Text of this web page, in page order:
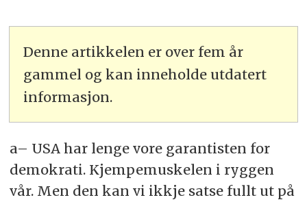
Denne artikkelen er over fem år
gammel og kan inneholde utdatert
informasjon.
a– USA har lenge vore garantisten for
demokrati. Kjempemuskelen i ryggen
vår. Men den kan vi ikkje satse fullt ut på